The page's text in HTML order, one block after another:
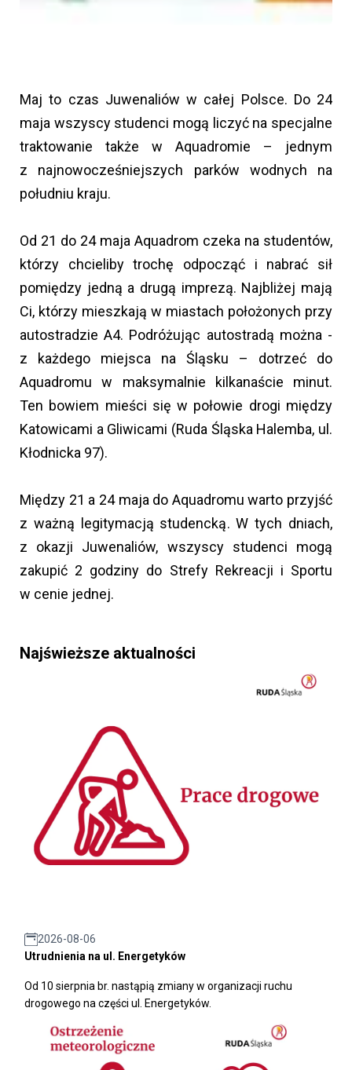
Maj to czas Juwenaliów w całej Polsce. Do 24
maja wszyscy studenci mogą liczyć na specjalne
traktowanie także w Aquadromie – jednym
z najnowocześniejszych parków wodnych na
południu kraju.
Od 21 do 24 maja Aquadrom czeka na studentów,
którzy chcieliby trochę odpocząć i nabrać sił
pomiędzy jedną a drugą imprezą. Najbliżej mają
Ci, którzy mieszkają w miastach położonych przy
autostradzie A4. Podróżując autostradą można -
z każdego miejsca na Śląsku – dotrzeć do
Aquadromu w maksymalnie kilkanaście minut.
Ten bowiem mieści się w połowie drogi między
Katowicami a Gliwicami (Ruda Śląska Halemba, ul.
Kłodnicka 97).
Między 21 a 24 maja do Aquadromu warto przyjść
z ważną legitymacją studencką. W tych dniach,
z okazji Juwenaliów, wszyscy studenci mogą
zakupić 2 godziny do Strefy Rekreacji i Sportu
w cenie jednej.
Najświeższe aktualności
2026-08-06
Utrudnienia na ul. Energetyków
Od 10 sierpnia br. nastąpią zmiany w organizacji ruchu
drogowego na części ul. Energetyków.